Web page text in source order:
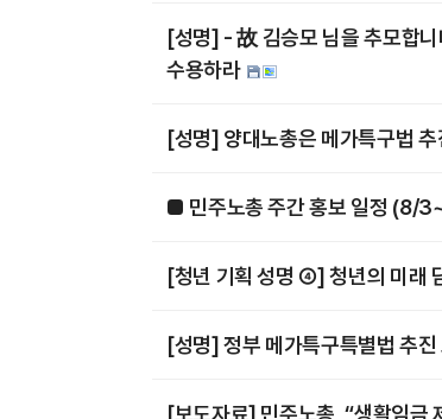
[성명] - 故 김승모 님을 추모합
수용하라
[성명] 양대노총은 메가특구법
■ 민주노총 주간 홍보 일정 (8/
[청년 기획 성명 ④] 청년의 미래
[성명] 정부 메가특구특별법 추
[보도자료] 민주노총, “생활임금